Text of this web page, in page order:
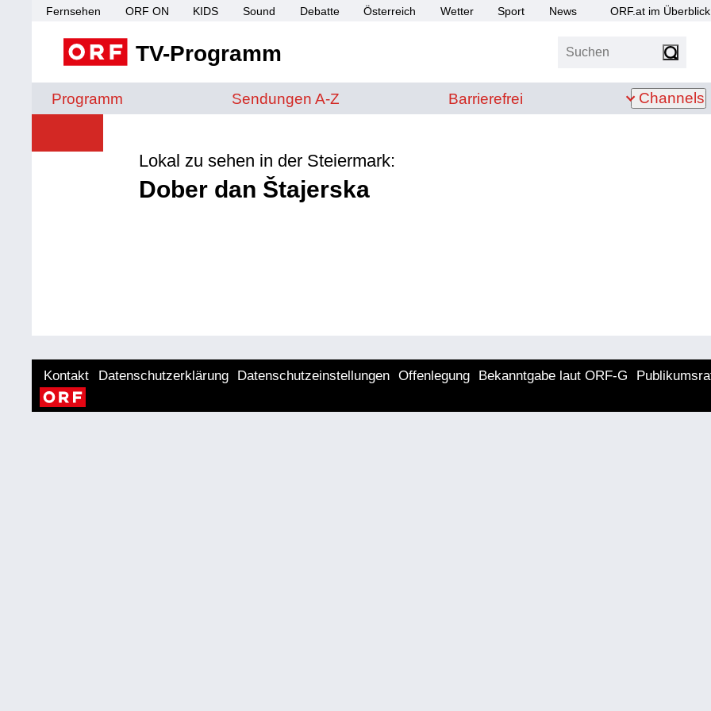
Fernsehen ORF ON KIDS Sound Debatte Österreich Wetter Sport News ORF.at im Überblick
TV-Programm Suchen
Programm Sendungen von A bis Z
Sendungen A-Z Barrierefrei
Barrierefrei Channels
Lokal zu sehen in der Steiermark:
Dober dan Štajerska
Kontakt Datenschutzerklärung Datenschutzeinstellungen Offenlegung Bekanntgabe laut ORF-G